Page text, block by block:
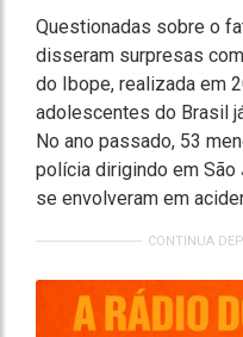
Questionadas sobre o
disseram surpresas
do Ibope, realizada em
adolescentes do Brasil
No ano passado, 53
polícia dirigindo em
se envolveram em
CONTINUA